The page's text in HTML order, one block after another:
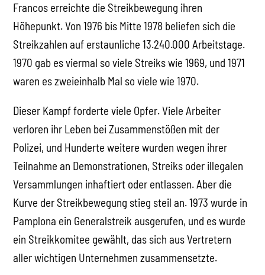
Francos erreichte die Streikbewegung ihren
Höhepunkt. Von 1976 bis Mitte 1978 beliefen sich die
Streikzahlen auf erstaunliche 13.240.000 Arbeitstage.
1970 gab es viermal so viele Streiks wie 1969, und 1971
waren es zweieinhalb Mal so viele wie 1970.
Dieser Kampf forderte viele Opfer. Viele Arbeiter
verloren ihr Leben bei Zusammenstößen mit der
Polizei, und Hunderte weitere wurden wegen ihrer
Teilnahme an Demonstrationen, Streiks oder illegalen
Versammlungen inhaftiert oder entlassen. Aber die
Kurve der Streikbewegung stieg steil an. 1973 wurde in
Pamplona ein Generalstreik ausgerufen, und es wurde
ein Streikkomitee gewählt, das sich aus Vertretern
aller wichtigen Unternehmen zusammensetzte.